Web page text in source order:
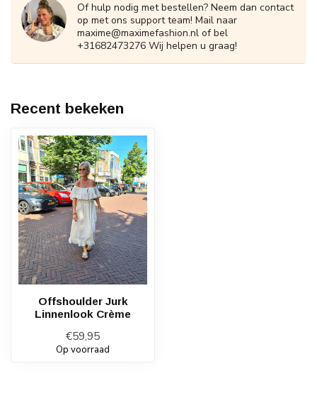
Of hulp nodig met bestellen? Neem dan contact
op met ons support team! Mail naar
maxime@maximefashion.nl of bel
+31682473276 Wij helpen u graag!
Recent bekeken
Offshoulder Jurk
Linnenlook Crème
€59,95
Op voorraad